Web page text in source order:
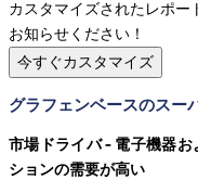
カスタマイズされたレポー
お知らせください！
今すぐカスタマイズ
グラフェンベースのスー
市場ドライバ - 電子機器
ションの需要が高い